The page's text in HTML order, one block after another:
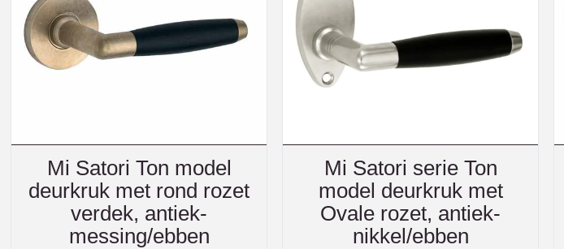
Mi Satori Ton model
deurkruk met rond rozet
verdek, antiek-
messing/ebben
Mi Satori serie Ton
model deurkruk met
Ovale rozet, antiek-
nikkel/ebben